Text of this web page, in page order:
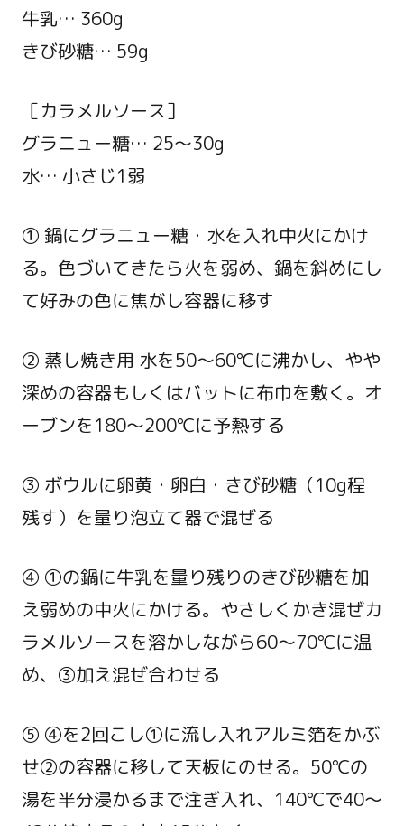
牛乳… 360g
きび砂糖… 59g
［カラメルソース］
グラニュー糖… 25～30g
水… 小さじ1弱
① 鍋にグラニュー糖・水を入れ中火にかけ
る。色づいてきたら火を弱め、鍋を斜めにし
て好みの色に焦がし容器に移す
② 蒸し焼き用 水を50～60℃に沸かし、やや
深めの容器もしくはバットに布巾を敷く。オ
ーブンを180～200℃に予熱する
③ ボウルに卵黄・卵白・きび砂糖（10g程
残す）を量り泡立て器で混ぜる
④ ①の鍋に牛乳を量り残りのきび砂糖を加
え弱めの中火にかける。やさしくかき混ぜカ
ラメルソースを溶かしながら60～70℃に温
め、③加え混ぜ合わせる
⑤ ④を2回こし①に流し入れアルミ箔をかぶ
せ②の容器に移して天板にのせる。50℃の
湯を半分浸かるまで注ぎ入れ、140℃で40～